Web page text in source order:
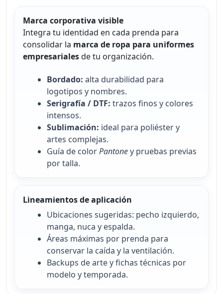
Marca corporativa visible
Integra tu identidad en cada prenda para
consolidar la marca de ropa para uniformes
empresarialesde tu organización.
Bordado: alta durabilidad para
logotipos y nombres.
Serigrafía / DTF: trazos finos y colores
intensos.
Sublimación: ideal para poliéster y
artes complejas.
Guía de colorPantoney pruebas previas
por talla.
Lineamientos de aplicación
Ubicaciones sugeridas: pecho izquierdo,
manga, nuca y espalda.
Áreas máximas por prenda para
conservar la caída y la ventilación.
Backups de arte y fichas técnicas por
modelo y temporada.